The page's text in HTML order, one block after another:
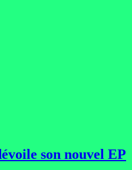
son nouvel EP